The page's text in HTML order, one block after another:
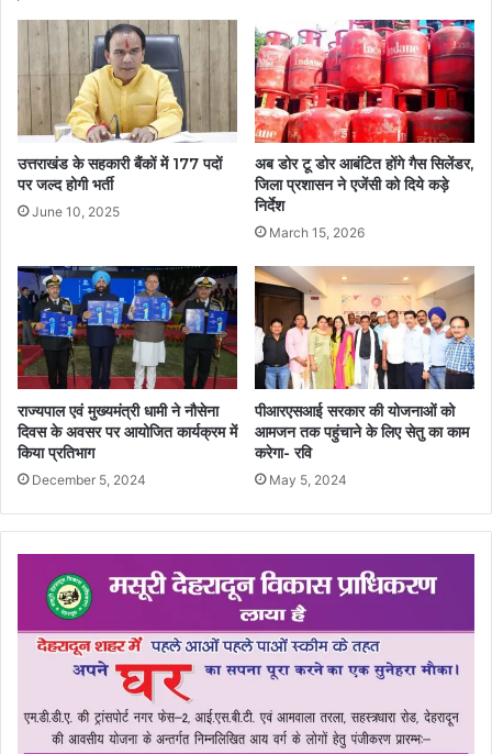
उत्तराखंड के सहकारी बैंकों में 177 पदों
पर जल्द होगी भर्ती
June 10, 2025
अब डोर टू डोर आबंटित होंगे गैस सिलेंडर,
जिला प्रशासन ने एजेंसी को दिये कड़े
निर्देश
March 15, 2026
राज्यपाल एवं मुख्यमंत्री धामी ने नौसेना
दिवस के अवसर पर आयोजित कार्यक्रम में
किया प्रतिभाग
December 5, 2024
पीआरएसआई सरकार की योजनाओं को
आमजन तक पहुंचाने के लिए सेतु का काम
करेगा- रवि
May 5, 2024